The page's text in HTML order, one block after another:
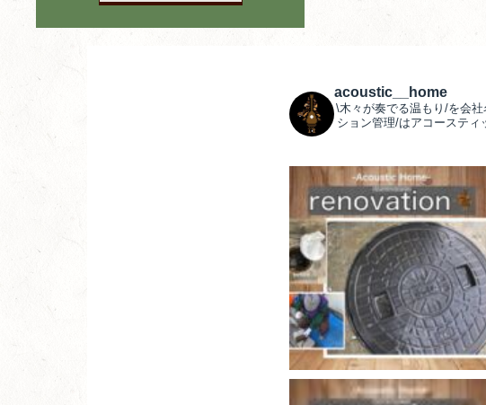
acoustic__home
\木々が奏でる温もり/を会
ション管理/はアコーステ